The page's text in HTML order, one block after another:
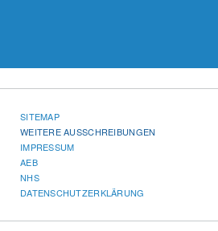
SITEMAP
WEITERE AUSSCHREIBUNGEN
IMPRESSUM
AEB
NHS
DATENSCHUTZERKLÄRUNG